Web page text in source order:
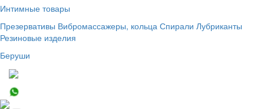
Интимные товары
Презервативы Вибромассажеры, кольца Спирали Лубриканты
Резиновые изделия
Беруши